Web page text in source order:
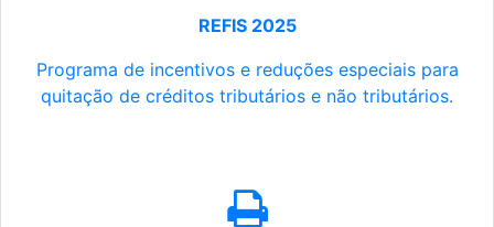
REFIS 2025
Programa de incentivos e reduções especiais para
quitação de créditos tributários e não tributários.